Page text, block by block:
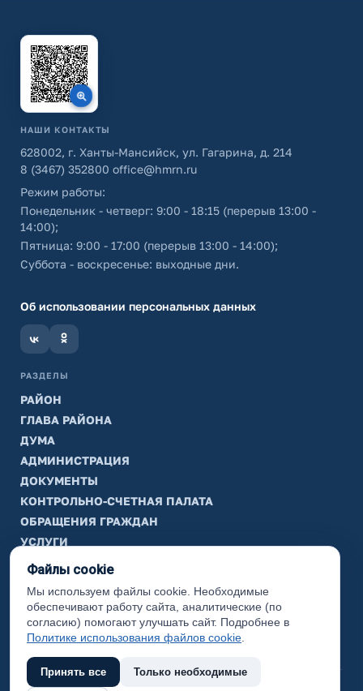
НАШИ КОНТАКТЫ
628002, г. Ханты-Мансийск, ул. Гагарина, д. 214
8 (3467) 352800 office@hmrn.ru
Режим работы:
Понедельник - четверг: 9:00 - 18:15 (перерыв 13:00 -
14:00);
Пятница: 9:00 - 17:00 (перерыв 13:00 - 14:00);
Суббота - воскресенье: выходные дни.
Об использовании персональных данных
РАЗДЕЛЫ
РАЙОН
ГЛАВА РАЙОНА
ДУМА
АДМИНИСТРАЦИЯ
ДОКУМЕНТЫ
КОНТРОЛЬНО-СЧЕТНАЯ ПАЛАТА
ОБРАЩЕНИЯ ГРАЖДАН
УСЛУГИ
ТИК
ИНФОРМАЦИЯ
Законодательная карта
Карта сайта
Файлы cookie
Мы используем файлы cookie. Необходимые
обеспечивают работу сайта, аналитические (по
согласию) помогают улучшать сайт. Подробнее в
Политике использования файлов cookie
Принять все Только необходимые